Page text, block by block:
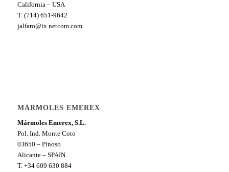
California – USA
T. (714) 651-9642
jalfaro@ix.netcom.com
MÁRMOLES EMEREX
Mármoles Emerex, S.L.
Pol. Ind. Monte Coto
03650 – Pinoso
Alicante – SPAIN
T. +34 609 630 884